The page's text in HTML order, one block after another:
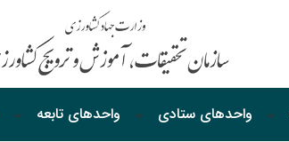
واحدهای ستادی واحدهای‌ تابعه